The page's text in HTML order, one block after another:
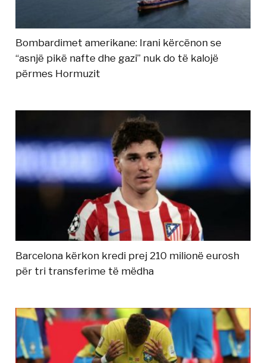
Bombardimet amerikane: Irani kërcënon se
“asnjë pikë nafte dhe gazi” nuk do të kalojë
përmes Hormuzit
Barcelona kërkon kredi prej 210 milionë eurosh
për tri transferime të mëdha